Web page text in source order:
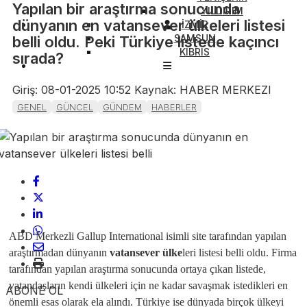
YILDIRIM
İZMİR
SAMSUN
KIBRIS
Yapılan bir araştırma sonucunda
dünyanın en vatansever ülkeleri listesi
belli oldu. Peki Türkiye listede kaçıncı
sırada?
Giriş: 08-01-2025 10:52 Kaynak: HABER MERKEZI
GENEL GÜNCEL GÜNDEM HABERLER
ABONE OL
ABD Merkezli Gallup International isimli site tarafından yapılan
araştırmadan dünyanın vatansever ülkeleri listesi belli oldu. Firma
tarafından yapılan araştırma sonucunda ortaya çıkan listede,
vatandaşların kendi ülkeleri için ne kadar savaşmak istedikleri en
önemli esas olarak ela alındı. Türkiye ise dünyada birçok ülkeyi